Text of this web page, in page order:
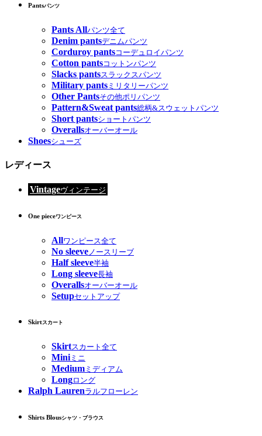
Pantsパンツ
Pants Allパンツ全て
Denim pantsデニムパンツ
Corduroy pantsコーデュロイパンツ
Cotton pantsコットンパンツ
Slacks pantsスラックスパンツ
Military pants ミリタリーパンツ
Other Pantsその他ポリパンツ
Pattern&Sweat pants総柄&スウェットパンツ
Short pantsショートパンツ
Overallsオーバーオール
Shoesシューズ
レディース
Vintageヴィンテージ
One pieceワンピース
Allワンピース全て
No sleeve ノースリーブ
Half sleeve半袖
Long sleeve長袖
Overallsオーバーオール
Setupセットアップ
Skirtスカート
Skirtスカート全て
Miniミニ
Medium ミディアム
Longロング
Ralph Laurenラルフローレン
Shirts Blousシャツ・ブラウス